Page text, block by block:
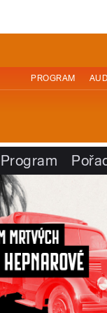
PROGRAM
Program